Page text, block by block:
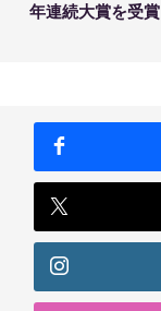
年連続大賞を受賞